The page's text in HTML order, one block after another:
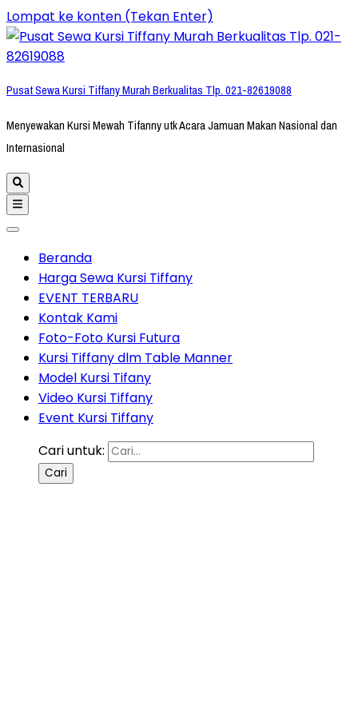
Lompat ke konten (Tekan Enter)
Pusat Sewa Kursi Tiffany Murah Berkualitas Tlp. 021-82619088
Menyewakan Kursi Mewah Tifanny utk Acara Jamuan Makan Nasional dan
Internasional
Beranda
Harga Sewa Kursi Tiffany
EVENT TERBARU
Kontak Kami
Foto-Foto Kursi Futura
Kursi Tiffany dlm Table Manner
Model Kursi Tifany
Video Kursi Tiffany
Event Kursi Tiffany
Cari untuk: